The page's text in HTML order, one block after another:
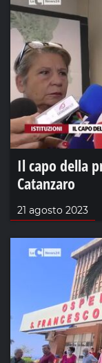
Il capo della
Catanzaro
21 agosto 2023